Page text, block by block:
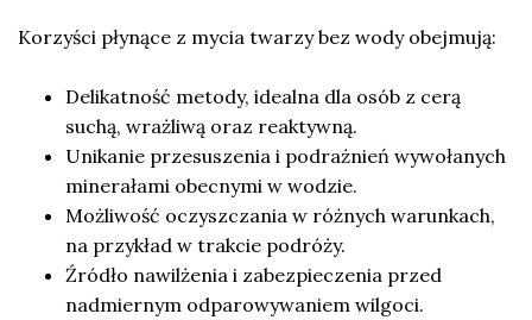
Korzyści płynące z mycia twarzy bez wody obejmują:
Delikatność metody, idealna dla osób z cerą
suchą, wrażliwą oraz reaktywną.
Unikanie przesuszenia i podrażnień wywołanych
minerałami obecnymi w wodzie.
Możliwość oczyszczania w różnych warunkach,
na przykład w trakcie podróży.
Źródło nawilżenia i zabezpieczenia przed
nadmiernym odparowywaniem wilgoci.